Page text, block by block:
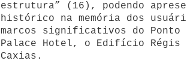
estrutura” (16), podendo
histórico na memória dos
marcos significativos do Ponto
Palace Hotel, o Edifício Régis
Caxias.